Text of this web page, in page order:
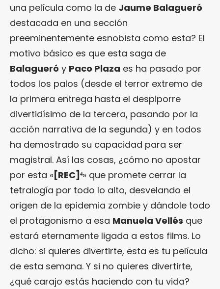
una película como la de Jaume Balagueró
destacada en una sección
preeminentemente esnobista como esta? El
motivo básico es que esta saga de
Balagueró y Paco Plaza es ha pasado por
todos los palos (desde el terror extremo de
la primera entrega hasta el despiporre
divertidísimo de la tercera, pasando por la
acción narrativa de la segunda) y en todos
ha demostrado su capacidad para ser
magistral. Así las cosas, ¿cómo no apostar
por esta « [REC]⁴» que promete cerrar la
tetralogía por todo lo alto, desvelando el
origen de la epidemia zombie y dándole todo
el protagonismo a esa Manuela Vellés que
estará eternamente ligada a estos films. Lo
dicho: si quieres divertirte, esta es tu película
de esta semana. Y si no quieres divertirte,
¿qué carajo estás haciendo con tu vida?